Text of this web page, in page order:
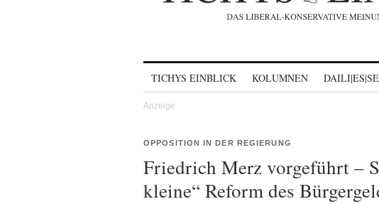
TICHYS EINBLICK KOLUMNEN
OPPOSITION IN DER REGIERUNG
Friedrich Merz vorgeführt –
kleine“ Reform des